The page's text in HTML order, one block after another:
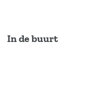
In de buurt